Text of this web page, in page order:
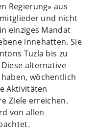
Regierung» aus
und nicht
einziges Mandat
innehatten. Sie
Tuzla bis zu
alternative
wöchentlich
Aktivitäten
Ziele erreichen.
von allen